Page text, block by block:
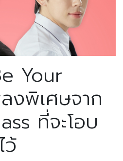
Your
งพิเศษจาก
ที่จะโอบ